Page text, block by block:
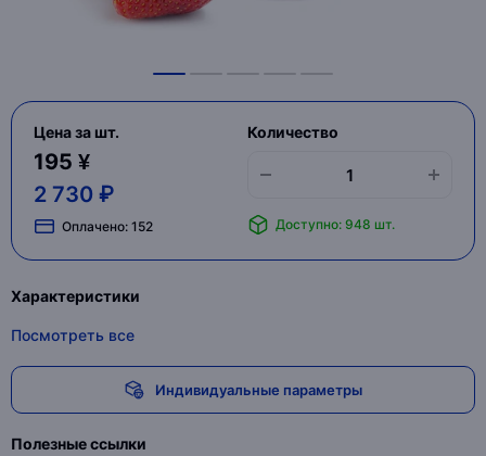
Цена за шт.
195 ¥
2 730 ₽
Оплачено: 152
Количество
Доступно: 948 шт.
Характеристики
Посмотреть все
Индивидуальные параметры
Полезные ссылки